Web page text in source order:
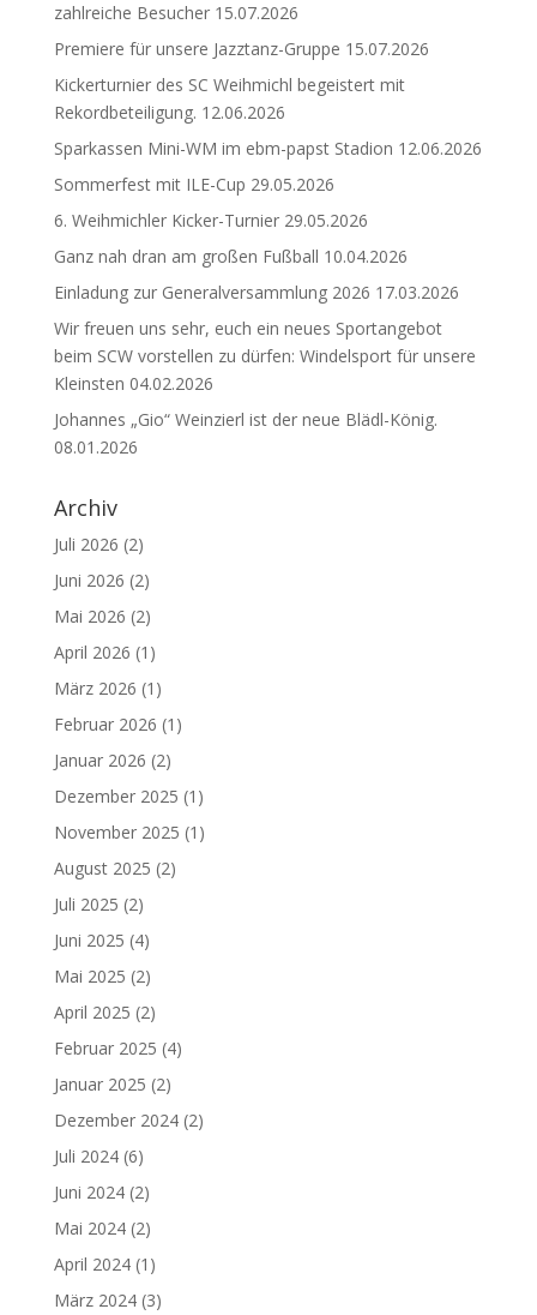
zahlreiche Besucher 15.07.2026
Premiere für unsere Jazztanz-Gruppe 15.07.2026
Kickerturnier des SC Weihmichl begeistert mit
Rekordbeteiligung. 12.06.2026
Sparkassen Mini-WM im ebm-papst Stadion 12.06.2026
Sommerfest mit ILE-Cup 29.05.2026
6. Weihmichler Kicker-Turnier 29.05.2026
Ganz nah dran am großen Fußball 10.04.2026
Einladung zur Generalversammlung 2026 17.03.2026
Wir freuen uns sehr, euch ein neues Sportangebot
beim SCW vorstellen zu dürfen: Windelsport für unsere
Kleinsten 04.02.2026
Johannes „Gio“ Weinzierl ist der neue Blädl-König.
08.01.2026
Archiv
Juli 2026 (2)
Juni 2026 (2)
Mai 2026 (2)
April 2026 (1)
März 2026 (1)
Februar 2026 (1)
Januar 2026 (2)
Dezember 2025 (1)
November 2025 (1)
August 2025 (2)
Juli 2025 (2)
Juni 2025 (4)
Mai 2025 (2)
April 2025 (2)
Februar 2025 (4)
Januar 2025 (2)
Dezember 2024(2)
Juli 2024(6)
Juni 2024(2)
Mai 2024(2)
April 2024(1)
März 2024(3)